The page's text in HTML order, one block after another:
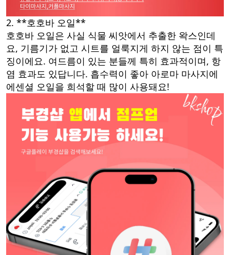
2. **호호바 오일**
호호바 오일은 사실 식물 씨앗에서 추출한 왁스인데
요, 기름기가 없고 시트를 얼룩지게 하지 않는 점이 특
징이에요. 여드름이 있는 분들께 특히 효과적이며, 항
염 효과도 있답니다. 흡수력이 좋아 아로마 마사지에
에센셜 오일을 희석할 때 많이 사용돼요!